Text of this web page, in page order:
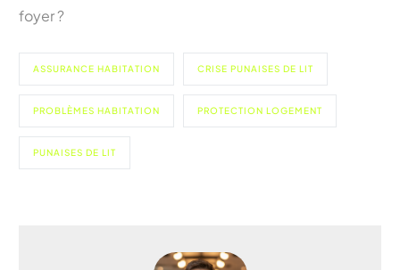
foyer ?
ASSURANCE HABITATION CRISE PUNAISES DE LIT
PROBLÈMES HABITATION PROTECTION LOGEMENT
PUNAISES DE LIT